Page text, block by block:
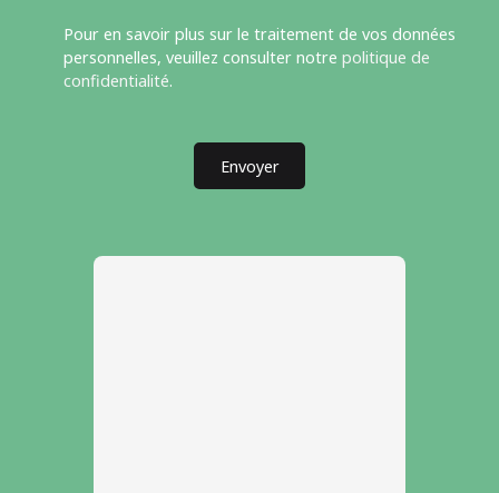
Pour en savoir plus sur le traitement de vos données
personnelles, veuillez consulter notre politique de
confidentialité.
Envoyer